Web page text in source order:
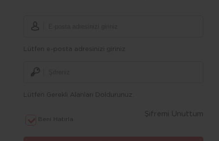
Lütfen e-posta adresinizi giriniz
Lütfen Gerekli Alanları Doldurunuz.
Beni Hatırla
Şifremi Unuttum